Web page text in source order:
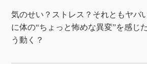
気のせい？ストレス？それともヤバ
に体の“ちょっと怖めな異変”を感じ
う動く？